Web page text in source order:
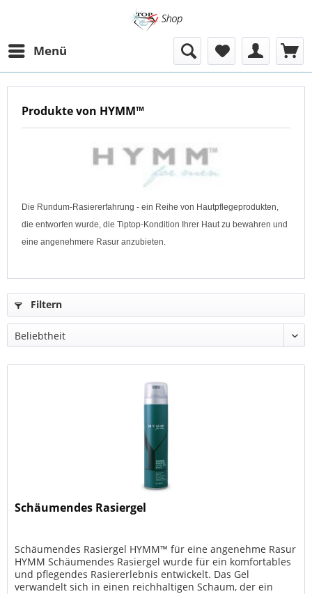
Menü
Produkte von HYMM™
Die Rundum-Rasiererfahrung - ein Reihe von Hautpflegeprodukten,
die entworfen wurde, die Tiptop-Kondition Ihrer Haut zu bewahren und
eine angenehmere Rasur anzubieten.
Filtern
Schäumendes Rasiergel
Schäumendes Rasiergel HYMM™ für eine angenehme Rasur
HYMM Schäumendes Rasiergel wurde für ein komfortables
und pflegendes Rasiererlebnis entwickelt. Das Gel
verwandelt sich in einen reichhaltigen Schaum, der ein